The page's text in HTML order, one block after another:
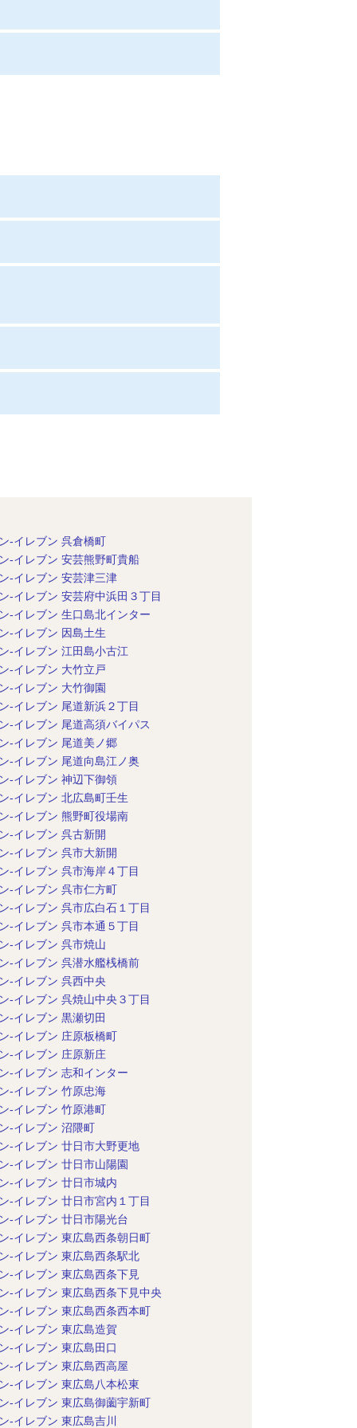
-イレブン 呉倉橋町
-イレブン 安芸熊野町貴船
-イレブン 安芸津三津
-イレブン 安芸府中浜田３丁目
-イレブン 生口島北インター
-イレブン 因島土生
-イレブン 江田島小古江
-イレブン 大竹立戸
-イレブン 大竹御園
-イレブン 尾道新浜２丁目
-イレブン 尾道高須バイパス
-イレブン 尾道美ノ郷
-イレブン 尾道向島江ノ奥
-イレブン 神辺下御領
-イレブン 北広島町壬生
-イレブン 熊野町役場南
-イレブン 呉古新開
-イレブン 呉市大新開
-イレブン 呉市海岸４丁目
-イレブン 呉市仁方町
-イレブン 呉市広白石１丁目
-イレブン 呉市本通５丁目
-イレブン 呉市焼山
-イレブン 呉潜水艦桟橋前
-イレブン 呉西中央
-イレブン 呉焼山中央３丁目
-イレブン 黒瀬切田
-イレブン 庄原板橋町
-イレブン 庄原新庄
-イレブン 志和インター
-イレブン 竹原忠海
-イレブン 竹原港町
-イレブン 沼隈町
-イレブン 廿日市大野更地
-イレブン 廿日市山陽園
-イレブン 廿日市城内
-イレブン 廿日市宮内１丁目
-イレブン 廿日市陽光台
-イレブン 東広島西条朝日町
-イレブン 東広島西条駅北
-イレブン 東広島西条下見
-イレブン 東広島西条下見中央
-イレブン 東広島西条西本町
-イレブン 東広島造賀
-イレブン 東広島田口
-イレブン 東広島西高屋
-イレブン 東広島八本松東
-イレブン 東広島御薗宇新町
-イレブン 東広島吉川